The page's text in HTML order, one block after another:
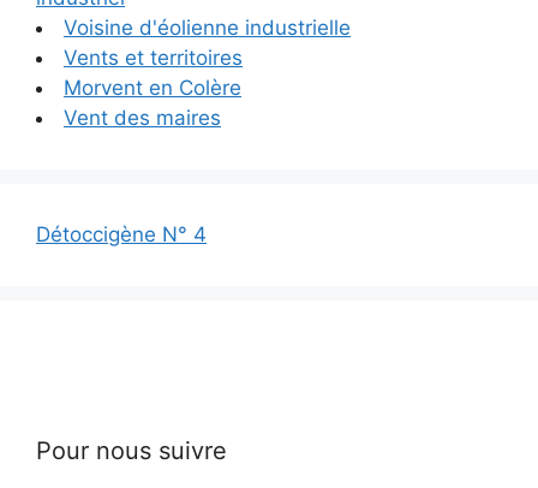
Voisine d'éolienne industrielle
Vents et territoires
Morvent en Colère
Vent des maires
Détoccigène N° 4
Pour nous suivre